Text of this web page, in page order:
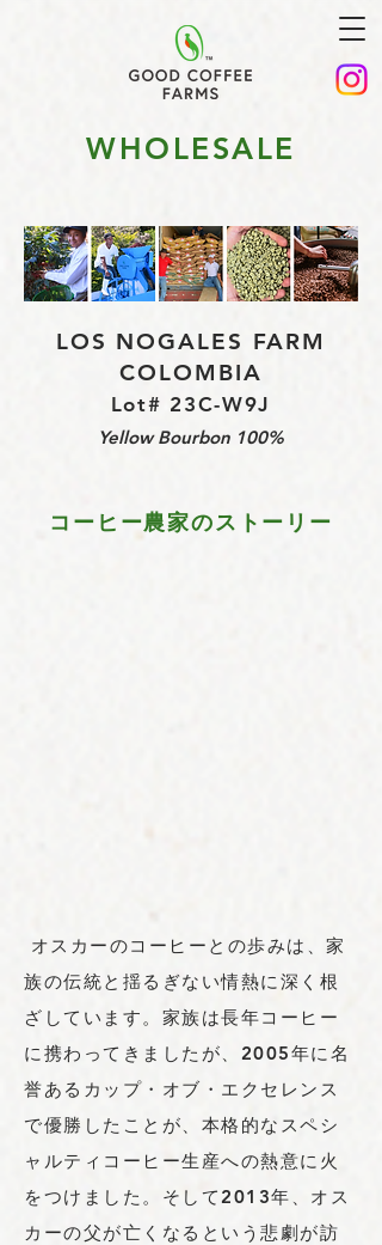
WHOLESALE
LOS NOGALES FARM
COLOMBIA
Lot# 23C-W9J
Yellow Bourbon 100%
コーヒー農家のストーリー
オスカーのコーヒーとの歩みは、家
族の伝統と揺るぎない情熱に深く根
ざしています。家族は長年コーヒー
に携わってきましたが、2005年に名
誉あるカップ・オブ・エクセレンス
で優勝したことが、本格的なスペシ
ャルティコーヒー生産への熱意に火
をつけました。そして2013年、オス
カーの父が亡くなるという悲劇が訪